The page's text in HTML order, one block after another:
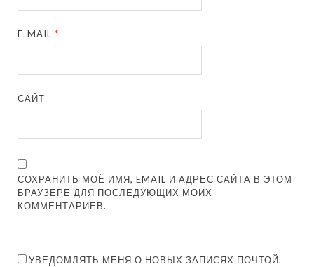
E-MAIL*
САЙТ
СОХРАНИТЬ МОЁ ИМЯ, EMAIL И АДРЕС САЙТА В ЭТОМ
БРАУЗЕРЕ ДЛЯ ПОСЛЕДУЮЩИХ МОИХ
КОММЕНТАРИЕВ.
УВЕДОМЛЯТЬ МЕНЯ О НОВЫХ ЗАПИСЯХ ПОЧТОЙ.